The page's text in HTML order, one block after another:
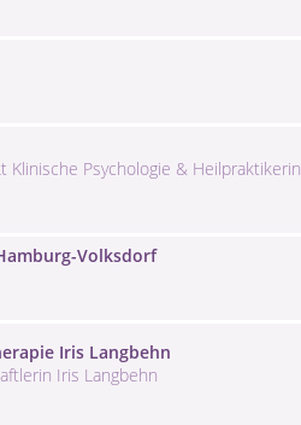
Klinische Psychologie & Heilpraktikerin
Volksdorf
Iris Langbehn
Iris Langbehn